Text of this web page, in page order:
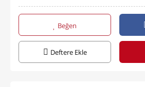
Beğen
Deftere Ekle